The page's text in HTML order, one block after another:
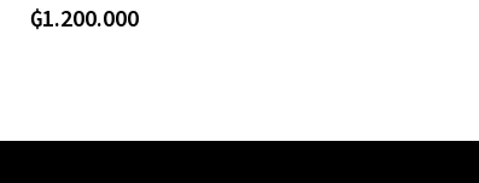
₲1.200.000